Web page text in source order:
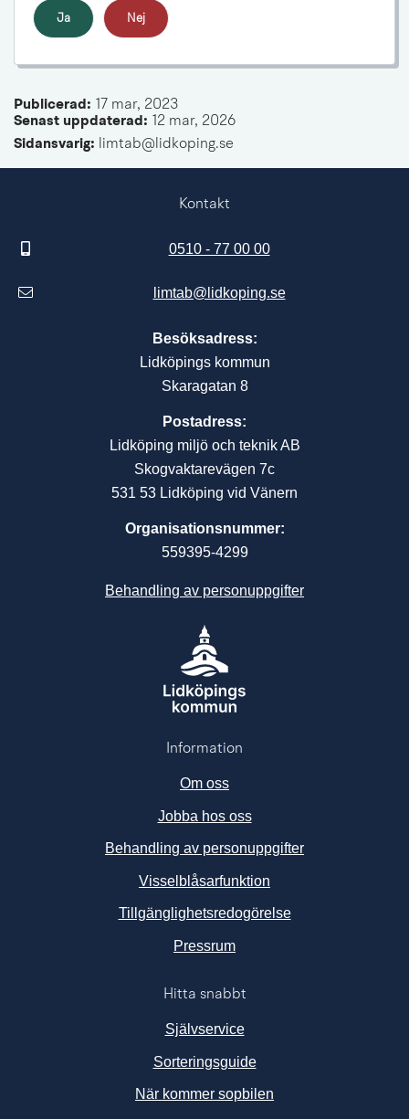
Ja Nej
Publicerad:
17 mar, 2023
Senast uppdaterad:
12 mar, 2026
Sidansvarig: limtab@lidkoping.se
Kontakt
0510 - 77 00 00
limtab@lidkoping.se
Besöksadress:
Lidköpings kommun
Skaragatan 8
Postadress:
Lidköping miljö och teknik AB
Skogvaktarevägen 7c
531 53 Lidköping vid Vänern
Organisationsnummer:
559395-4299
Behandling av personuppgifter
Information
Om oss
Jobba hos oss
Behandling av personuppgifter
Visselblåsarfunktion
Tillgänglighetsredogörelse
PressrumLänk till annan webbplats,
Hitta snabbt
Självservice
Sorteringsguide
När kommer sopbilen